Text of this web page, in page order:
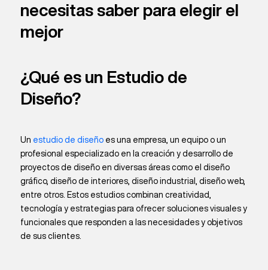
necesitas saber para elegir el
mejor
¿Qué es un Estudio de
Diseño?
Un estudio de diseñoes una empresa, un equipo o un
profesional especializado en la creación y desarrollo de
proyectos de diseño en diversas áreas como el diseño
gráfico, diseño de interiores, diseño industrial, diseño web,
entre otros. Estos estudios combinan creatividad,
tecnología y estrategias para ofrecer soluciones visuales y
funcionales que responden a las necesidades y objetivos
de sus clientes.